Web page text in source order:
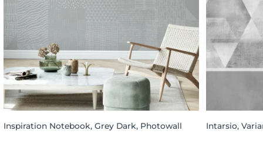
Inspiration Notebook, Grey Dark, Photowall Intarsio,